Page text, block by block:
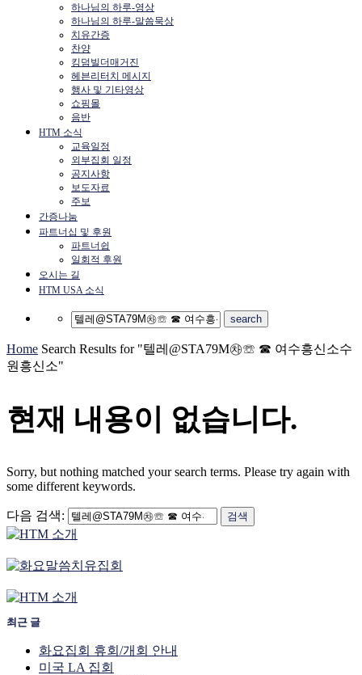
하나님의 하루-영상
하나님의 하루-말씀묵상
치유간증
찬양
킹덤빌더매거진
헤븐리터치 메시지
행사 및 기타영상
쇼핑몰
음반
HTM 소식
교육일정
외부집회 일정
공지사항
보도자료
주보
간증나눔
파트너십 및 후원
파트너쉽
일회적 후원
오시는 길
HTM USA 소식
Home Search Results for "텔레@STA79M㉷☏ ☎ 여수흥신소수
원흥신소"
현재 내용이 없습니다.
Sorry, but nothing matched your search terms. Please try again with
some different keywords.
다음 검색:
최근 글
화요집회 휴회/개회 안내
미국 LA 집회